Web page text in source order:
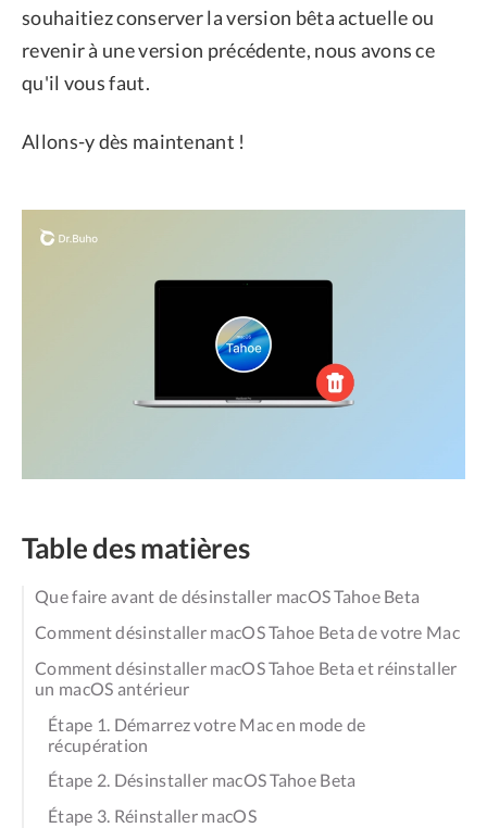
souhaitiez conserver la version bêta actuelle ou
revenir à une version précédente, nous avons ce
qu'il vous faut.
Allons-y dès maintenant !
Table des matières
Que faire avant de désinstaller macOS Tahoe Beta
Comment désinstaller macOS Tahoe Beta de votre Mac
Comment désinstaller macOS Tahoe Beta et réinstaller
un macOS antérieur
Étape 1. Démarrez votre Mac en mode de
récupération
Étape 2. Désinstaller macOS Tahoe Beta
Étape 3. Réinstaller macOS